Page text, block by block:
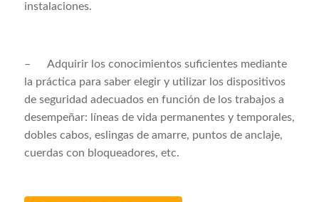
instalaciones.
–
Adquirir los conocimientos suficientes mediante
la práctica para saber elegir y utilizar los dispositivos
de seguridad adecuados en función de los trabajos a
desempeñar: líneas de vida permanentes y temporales,
dobles cabos, eslingas de amarre, puntos de anclaje,
cuerdas con bloqueadores, etc.